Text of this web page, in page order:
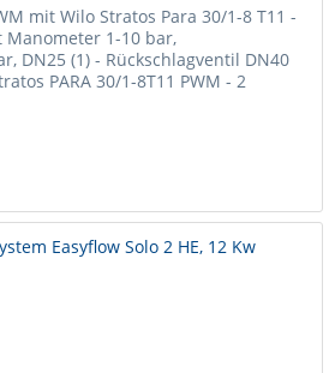
mit Wilo Stratos Para 30/1-8 T11 -
1-10 bar,
DN25 (1) - Rückschlagventil DN40
PARA 30/1-8T11 PWM - 2